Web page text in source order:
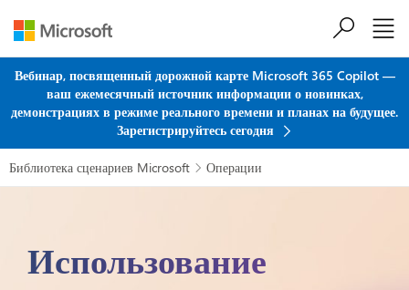
Перейти к основному содержанию
Вебинар, посвященный дорожной карте Microsoft 365 Copilot —
ваш ежемесячный источник информации о новинках,
демонстрациях в режиме реального времени и планах на будущее.
Зарегистрируйтесь сегодня
Библиотека сценариев Microsoft  Операции
Использование